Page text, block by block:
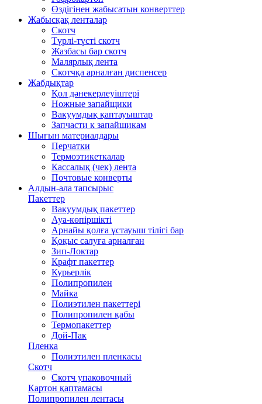
Өздігінен жабысатын конверттер
Жабысқақ ленталар
Скотч
Түрлі-түсті скотч
Жазбасы бар скотч
Малярлық лента
Скотчқа арналған диспенсер
Жабдықтар
Қол дәнекерлеуіштері
Ножные запайщики
Вакуумдық қаптауыштар
Запчасти к запайщикам
Шығын материалдары
Перчатки
Термоэтикеткалар
Кассалық (чек) лента
Почтовые конверты
Алдын-ала тапсырыс
Пакеттер
Вакуумдық пакеттер
Ауа-көпіршікті
Арнайы қолға ұстауыш тілігі бар
Қоқыс салуға арналған
Зип-Локтар
Крафт пакеттер
Курьерлік
Полипропилен
Майка
Полиэтилен пакеттері
Полипропилен қабы
Термопакеттер
Дой-Пак
Пленка
Полиэтилен пленкасы
Скотч
Скотч упаковочный
Картон қаптамасы
Полипропилен лентасы